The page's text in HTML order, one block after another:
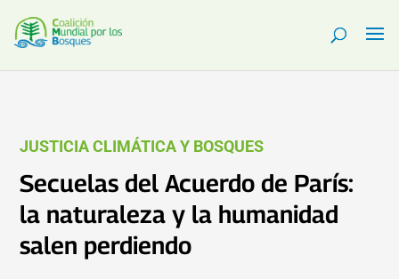
JUSTICIA CLIMÁTICA Y BOSQUES
Secuelas del Acuerdo de París:
la naturaleza y la humanidad
salen perdiendo